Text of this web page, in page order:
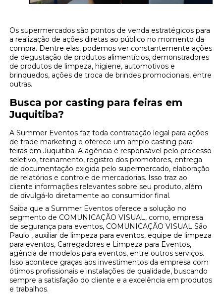
Os supermercados são pontos de venda estratégicos para
a realização de ações diretas ao público no momento da
compra. Dentre elas, podemos ver constantemente ações
de degustação de produtos alimentícios, demonstradores
de produtos de limpeza, higiene, automotivos e
brinquedos, ações de troca de brindes promocionais, entre
outras.
Busca por casting para feiras em
Juquitiba?
A Summer Eventos faz toda contratação legal para ações
de trade marketing e oferece um amplo casting para
feiras em Juquitiba. A agência é responsável pelo processo
seletivo, treinamento, registro dos promotores, entrega
de documentação exigida pelo supermercado, elaboração
de relatórios e controle de mercadorias. Isso traz ao
cliente informações relevantes sobre seu produto, além
de divulgá-lo diretamente ao consumidor final.
Saiba que a Summer Eventos oferece a solução no
segmento de COMUNICAÇÃO VISUAL, como, empresa
de segurança para eventos, COMUNICAÇÃO VISUAL São
Paulo , auxiliar de limpeza para eventos, equipe de limpeza
para eventos, Carregadores e Limpeza para Eventos,
agência de modelos para eventos, entre outros serviços.
Isso acontece graças aos investimentos da empresa com
ótimos profissionais e instalações de qualidade, buscando
sempre a satisfação do cliente e a excelência em produtos
e trabalhos.